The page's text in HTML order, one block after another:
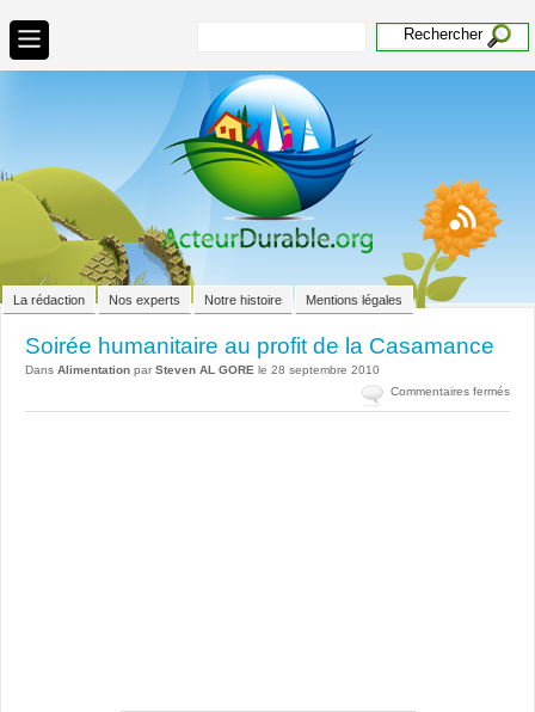
La rédaction Nos experts Notre histoire Mentions légales
Soirée humanitaire au profit de la Casamance
Dans Alimentation par Steven AL GORE le 28 septembre 2010
Commentaires ferméssur